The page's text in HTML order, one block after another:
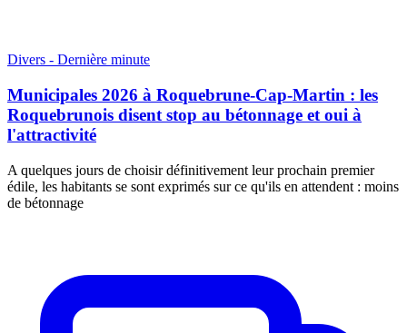
Divers - Dernière minute
Municipales 2026 à Roquebrune-Cap-Martin : les
Roquebrunois disent stop au bétonnage et oui à
l'attractivité
A quelques jours de choisir définitivement leur prochain premier
édile, les habitants se sont exprimés sur ce qu'ils en attendent : moins
de bétonnage